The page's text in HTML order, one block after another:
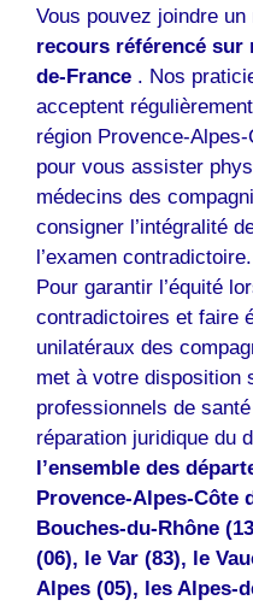
Vous pouvez joindre un
recours référencé sur
de-France . Nos
acceptent
région Provence-
pour vous assister
médecins des
consigner l’intégralité
l’examen contradictoire.
Pour garantir l’équité
contradictoires et faire
unilatéraux des
met à votre disposition
professionnels de
réparation juridique du
l’ensemble des
Provence-Alpes-Côte
Bouches-du-Rhône
(06), le Var (83), le
Alpes (05), les Alpes-